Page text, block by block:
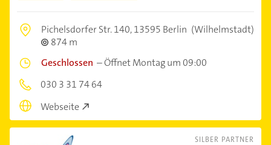
Pichelsdorfer Str. 140,13595 Berlin (Wilhelmstadt)
874 m
Geschlossen –Öffnet Montag um 09:00
030 3 31 74 64
Webseite
SILBER PARTNER